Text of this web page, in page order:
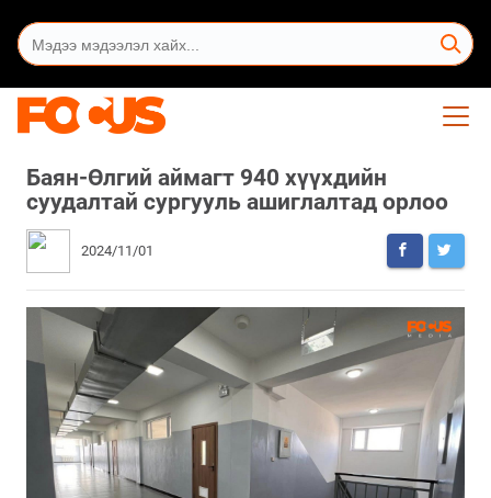
Баян-Өлгий аймагт 940 хүүхдийн
суудалтай сургууль ашиглалтад орлоо
2024/11/01